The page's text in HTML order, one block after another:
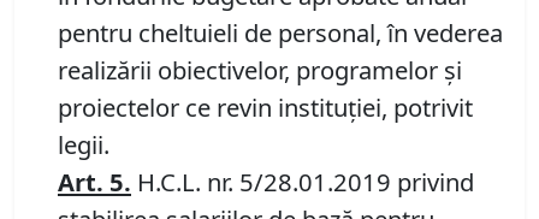
pentru cheltuieli de personal, în vederea
realizării obiectivelor, programelor şi
proiectelor ce revin instituţiei, potrivit
legii.
Art. 5. H.C.L. nr. 5/28.01.2019 privind